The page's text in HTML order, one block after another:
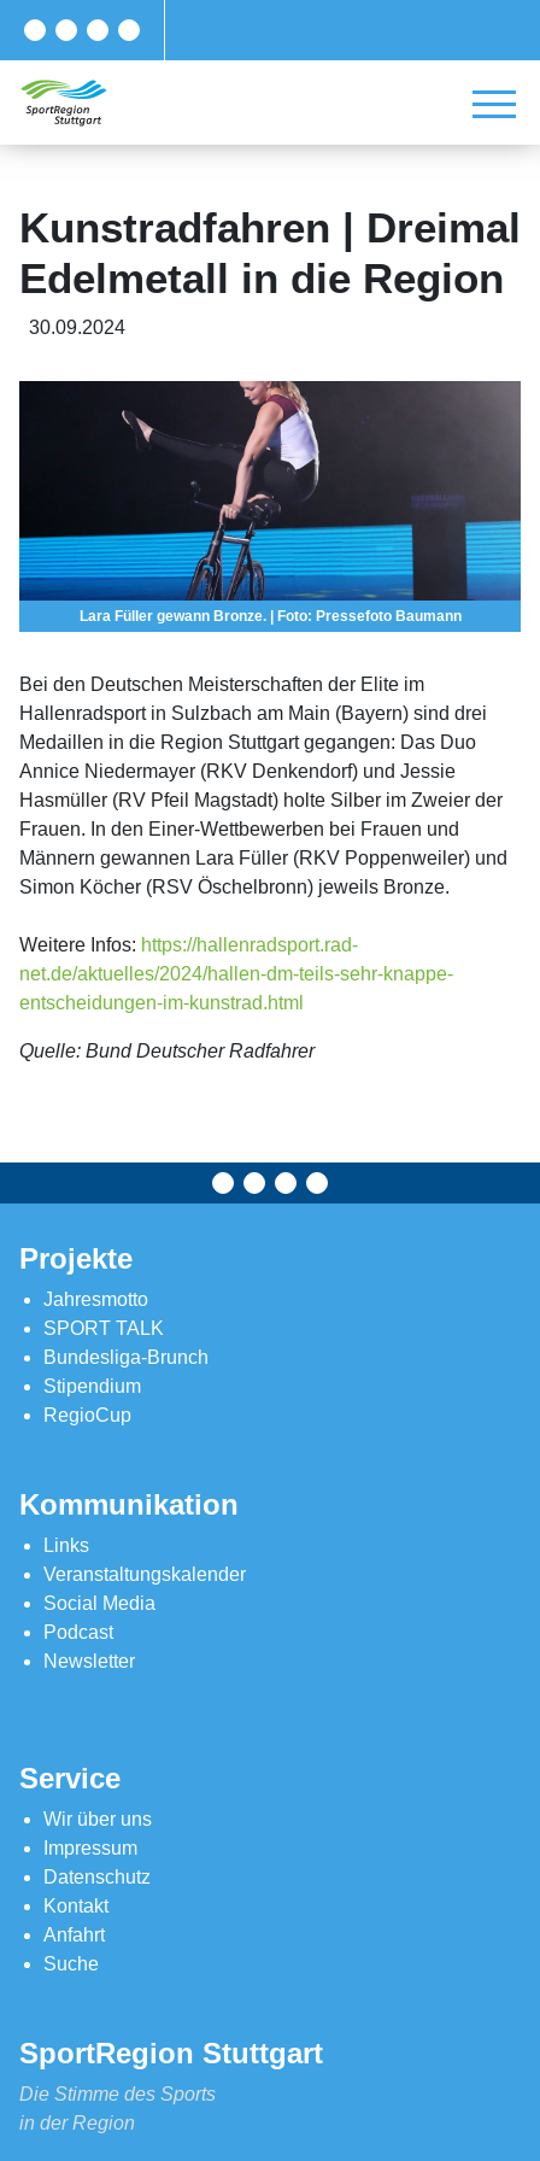
Kunstradfahren | Dreimal
Edelmetall in die Region
30.09.2024
Lara Füller gewann Bronze. | Foto: Pressefoto Baumann
Bei den Deutschen Meisterschaften der Elite im
Hallenradsport in Sulzbach am Main (Bayern) sind drei
Medaillen in die Region Stuttgart gegangen: Das Duo
Annice Niedermayer (RKV Denkendorf) und Jessie
Hasmüller (RV Pfeil Magstadt) holte Silber im Zweier der
Frauen. In den Einer-Wettbewerben bei Frauen und
Männern gewannen Lara Füller (RKV Poppenweiler) und
Simon Köcher (RSV Öschelbronn) jeweils Bronze.
Weitere Infos: https://hallenradsport.rad-
net.de/aktuelles/2024/hallen-dm-teils-sehr-knappe-
entscheidungen-im-kunstrad.html
Quelle: Bund Deutscher Radfahrer
Projekte
Jahresmotto
SPORT TALK
Bundesliga-Brunch
Stipendium
RegioCup
Kommunikation
Links
Veranstaltungskalender
Social Media
Podcast
Newsletter
Service
Wir über uns
Impressum
Datenschutz
Kontakt
Anfahrt
Suche
SportRegion Stuttgart
Die Stimme des Sports
in der Region